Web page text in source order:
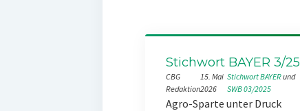
Stichwort BAYER 3/25
CBG
Redaktion
15. Mai
2026
Stichwort BAYER
und
SWB 03/2025
Agro-Sparte unter Druck